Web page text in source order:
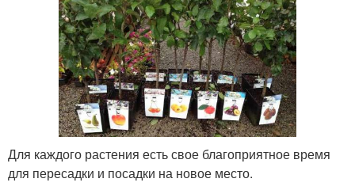
Для каждого растения есть свое благоприятное время
для пересадки и посадки на новое место.